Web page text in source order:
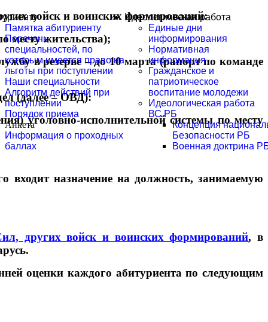
Памятка абитуриенту
Перечень
специальностей, по
которым имеется право на
льготы при поступлении
Наши специальности
Алгоритм действий при
поступлении
Порядок приема
Анкета
Информация о проходных
баллах
Идеологическая работа
Единые дни
информирования
Нормативная
информация
Гражданское и
патриотическое
воспитание молодежи
Идеологическая работа
ВС РБ
Концепция
Безопасности РБ
Военная доктрина
войск и воинских формирований:
месту жительства);
в резерве – до 10 марта (рапорт по команде
(далее – ОВД):
уголовно-исполнительной системы по месту
назначение на должность, занимаемую
других войск и воинских формирований, в
оценки каждого абитуриента по следующим